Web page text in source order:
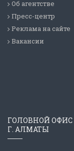
Об агентстве
Пресс-центр
Реклама на сайте
Вакансии
ГОЛОВНОЙ ОФИС
Г. АЛМАТЫ